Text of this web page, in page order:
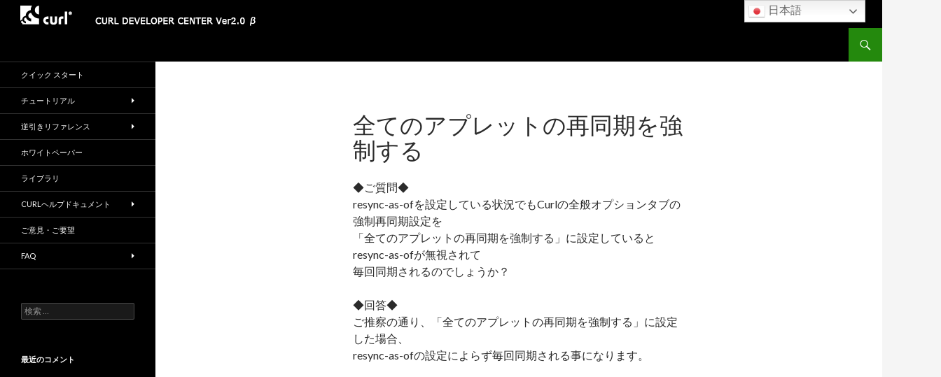
全てのアプレットの再同期を強
制する
◆ご質問◆
resync-as-ofを設定している状況でもCurlの全般オプションタブの
強制再同期設定を
「全てのアプレットの再同期を強制する」に設定していると
resync-as-ofが無視されて
毎回同期されるのでしょうか？
◆回答◆
ご推察の通り、「全てのアプレットの再同期を強制する」に設定
した場合、
resync-as-ofの設定によらず毎回同期される事になります。
クイック スタート
チュートリアル
逆引きリファレンス
ホワイトペーパー
ライブラリ
CURLヘルプドキュメント
ご意見・ご要望
FAQ
検
索
最近のコメント
日本語